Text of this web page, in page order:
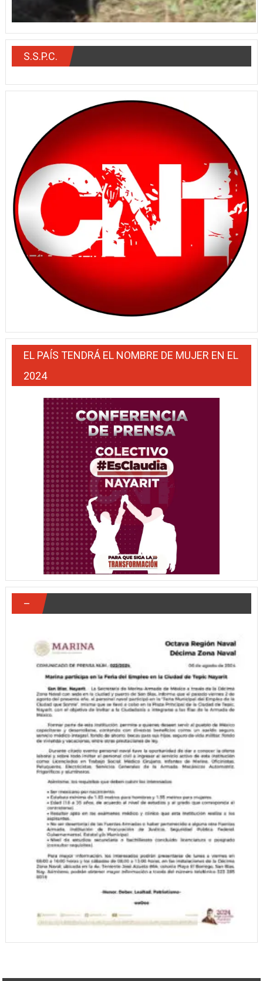
S.S.P.C.
EL PAÍS TENDRÁ EL NOMBRE DE MUJER EN EL
2024
–